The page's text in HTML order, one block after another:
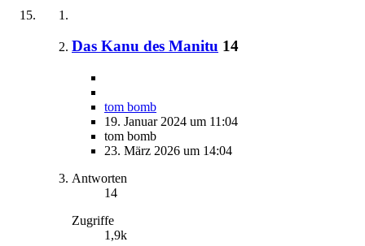
Das Kanu des Manitu 14
tom bomb
19. Januar 2024 um 11:04
tom bomb
23. März 2026 um 14:04
Antworten
14
Zugriffe
1,9k